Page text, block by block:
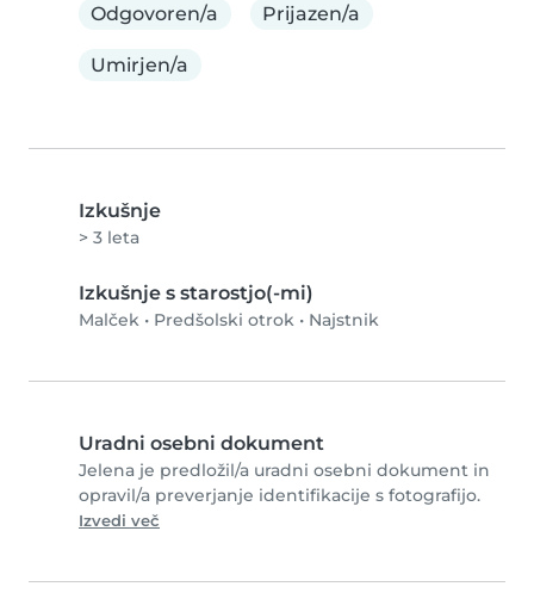
Odgovoren/a
Prijazen/a
Umirjen/a
Izkušnje
> 3 leta
Izkušnje s starostjo(-mi)
Malček • Predšolski otrok • Najstnik
Uradni osebni dokument
Jelena je predložil/a uradni osebni dokument in
opravil/a preverjanje identifikacije s fotografijo.
Izvedi več